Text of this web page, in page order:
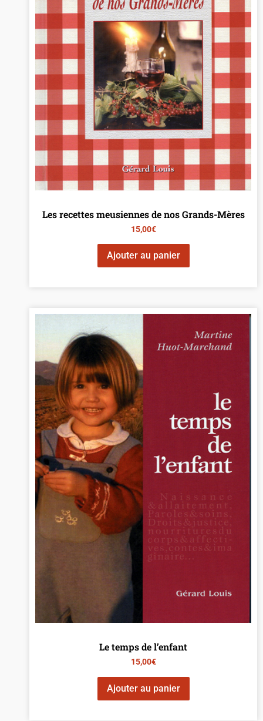
Les recettes meusiennes de nos Grands-Mères
15,00€
Ajouter au panier
Le temps de l’enfant
15,00€
Ajouter au panier